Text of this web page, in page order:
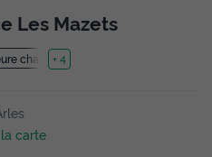
Les Mazets
chauffée
+ 4
carte